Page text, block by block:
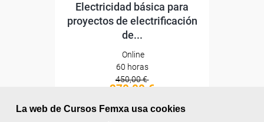
La web de Cursos Femxa usa cookies
Electricidad básica para
proyectos de electrificación
de...
Online
60 horas
450,00 €
270,00 €
Comprar